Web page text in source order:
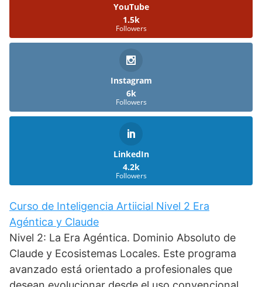
YouTube
1.5k
Followers
Instagram
6k
Followers
LinkedIn
4.2k
Followers
Curso de Inteligencia Artiicial Nivel 2 Era
Agéntica y Claude
Nivel 2: La Era Agéntica. Dominio Absoluto de
Claude y Ecosistemas Locales. Este programa
avanzado está orientado a profesionales que